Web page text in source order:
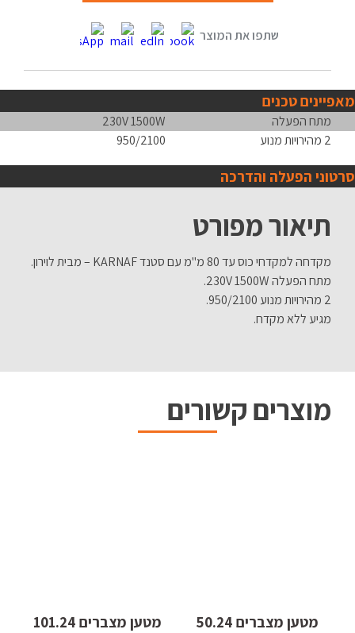
מאפיינים טכנים
מתח הפעלה
230V 1500W
2 מהירויות מנוע
950/2100
סרטוני הפעלה והדרכה
תיאור מפורט
מקדחה למקדחי כוס עד 80 מ"מ עם סטנד KARNAF – מבית לוירון.
מתח הפעלה 230V 1500W.
2 מהירויות מנוע 950/2100.
מגיע ללא מקדח.
מוצרים קשורים
מטען מצברים 50.24
מטען מצברים 101.24